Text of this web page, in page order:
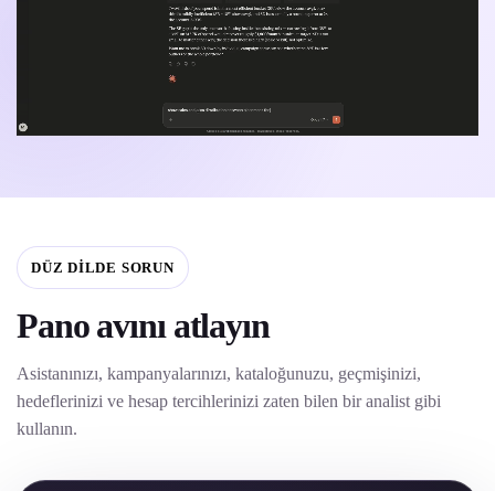
DÜZ DILDE SORUN
Pano avını atlayın
Asistanınızı, kampanyalarınızı, kataloğunuzu, geçmişinizi,
hedeflerinizi ve hesap tercihlerinizi zaten bilen bir analist gibi
kullanın.